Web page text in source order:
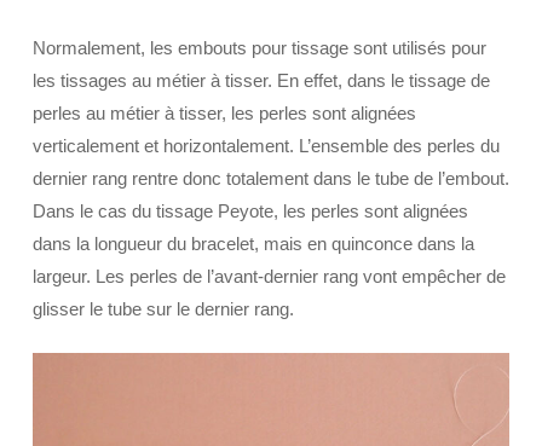
Normalement, les embouts pour tissage sont utilisés pour
les tissages au métier à tisser. En effet, dans le tissage de
perles au métier à tisser, les perles sont alignées
verticalement et horizontalement. L’ensemble des perles du
dernier rang rentre donc totalement dans le tube de l’embout.
Dans le cas du tissage Peyote, les perles sont alignées
dans la longueur du bracelet, mais en quinconce dans la
largeur. Les perles de l’avant-dernier rang vont empêcher de
glisser le tube sur le dernier rang.